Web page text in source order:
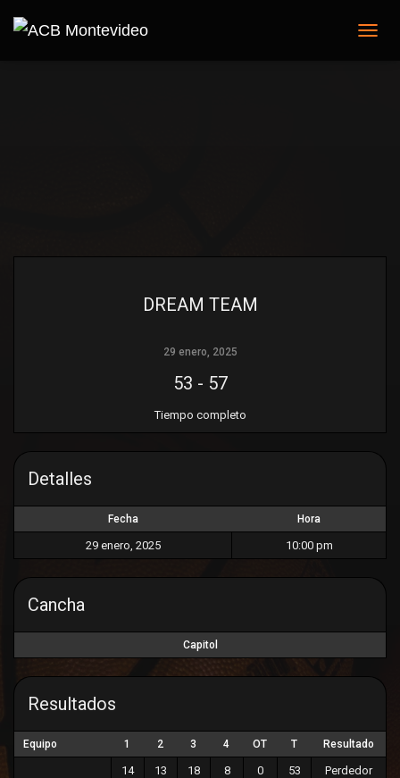
DREAM TEAM
29 enero, 2025
53 - 57
Tiempo completo
Detalles
Fecha Hora
29 enero, 2025 10:00 pm
Cancha
Capitol
Resultados
Equipo 1 2 3 4 OT T Resultado
14 13 18 8 0 53
Perdedor